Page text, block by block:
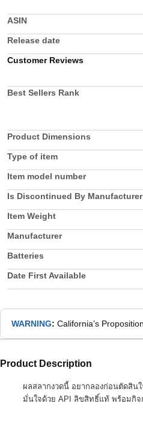
ASIN
Release date
Customer Reviews
Best Sellers Rank
Product Dimensions
Type of item
Item model number
Is Discontinued By Manufacturer
Item Weight
Manufacturer
Batteries
Date First Available
WARNING: California’s
Product Description
ผลสลากงวดนี้ อยากลองก่อนตัดสิน
มั่นใจด้วย API ลิขสิทธิ์แท้ พร้อมกิจ